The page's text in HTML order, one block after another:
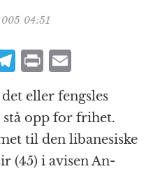
n04:51
T
el
e
g
r
a
P
ri
n
t
m
ai
l
eller fengsles
stå opp for frihet.
til den libanesiske
(45) i avisen An-